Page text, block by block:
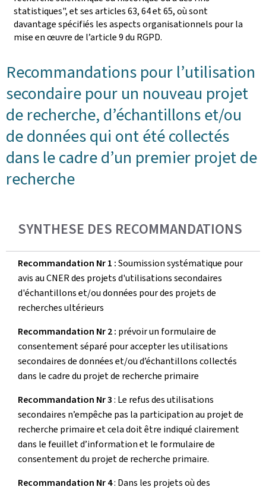
statistiques", et ses articles 63, 64 et 65, où sont
davantage spécifiés les aspects organisationnels pour la
mise en œuvre de l’article 9 du RGPD.
Recommandations pour l’utilisation
secondaire pour un nouveau projet
de recherche, d’échantillons et/ou
de données qui ont été collectés
dans le cadre d’un premier projet de
recherche
SYNTHESE DES RECOMMANDATIONS
Recommandation Nr 1 :Soumission systématique pour
avis au CNER des projets d'utilisations secondaires
d'échantillons et/ou données pour des projets de
recherches ultérieurs
Recommandation Nr 2 : prévoir un formulaire de
consentement séparé pour accepter les utilisations
secondaires de données et/ou d’échantillons collectés
dans le cadre du projet de recherche primaire
Recommandation Nr 3: Le refus des utilisations
secondaires n’empêche pas la participation au projet de
recherche primaire et cela doit être indiqué clairement
dans le feuillet d’information et le formulaire de
consentement du projet de recherche primaire.
Recommandation Nr 4: Dans les projets où des